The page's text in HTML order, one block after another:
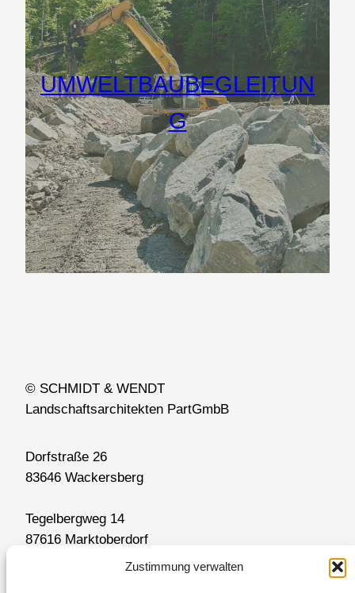
Zustimmung verwalten
UMWELTBAUBEGLEITUN
G
© SCHMIDT & WENDT
Landschaftsarchitekten PartGmbB
Dorfstraße 26
83646 Wackersberg
Tegelbergweg 14
87616 Marktoberdorf